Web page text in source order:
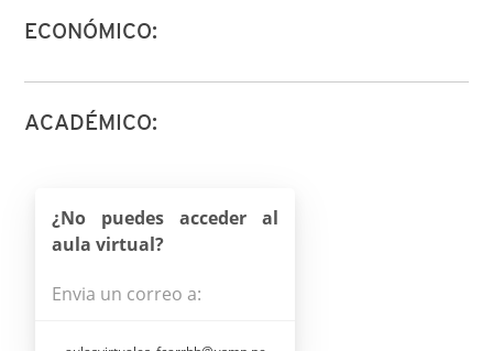
ECONÓMICO:
ACADÉMICO:
¿No puedes acceder al
aula virtual?
Envia un correo a: